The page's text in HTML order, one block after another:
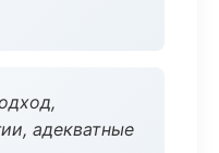
адекватные